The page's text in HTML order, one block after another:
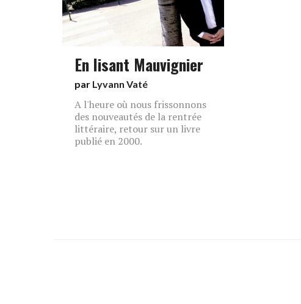
En lisant Mauvignier
par Lyvann Vaté
A l'heure où nous frissonnons
des nouveautés de la rentrée
littéraire, retour sur un livre
publié en 2000.